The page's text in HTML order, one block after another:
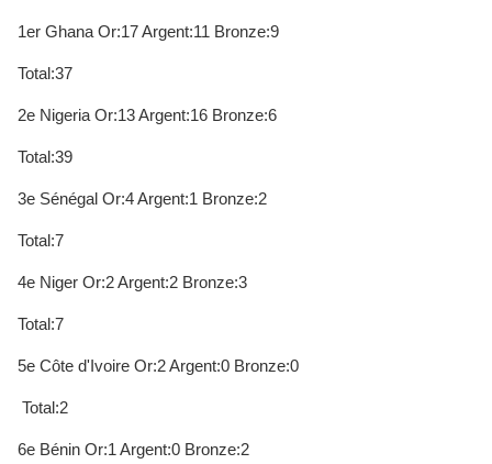
1er Ghana Or:17 Argent:11 Bronze:9
Total:37
2e Nigeria Or:13 Argent:16 Bronze:6
Total:39
3e Sénégal Or:4 Argent:1 Bronze:2
Total:7
4e Niger Or:2 Argent:2 Bronze:3
Total:7
5e Côte d'Ivoire Or:2 Argent:0 Bronze:0
Total:2
6e Bénin Or:1 Argent:0 Bronze:2